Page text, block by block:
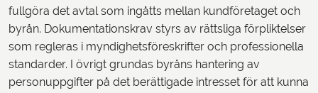
fullgöra det avtal som ingåtts mellan kundföretaget och
byrån. Dokumentationskrav styrs av rättsliga förpliktelser
som regleras i myndighetsföreskrifter och professionella
standarder. I övrigt grundas byråns hantering av
personuppgifter på det berättigade intresset för att kunna